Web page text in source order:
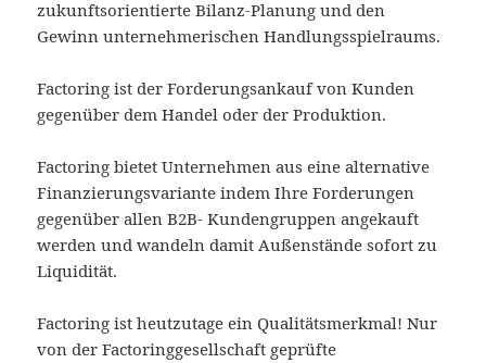
zukunftsorientierte Bilanz-Planung und den
Gewinn unternehmerischen Handlungsspielraums.
Factoring ist der Forderungsankauf von Kunden
gegenüber dem Handel oder der Produktion.
Factoring bietet Unternehmen aus eine alternative
Finanzierungsvariante indem Ihre Forderungen
gegenüber allen B2B- Kundengruppen angekauft
werden und wandeln damit Außenstände sofort zu
Liquidität.
Factoring ist heutzutage ein Qualitätsmerkmal! Nur
von der Factoringgesellschaft geprüfte